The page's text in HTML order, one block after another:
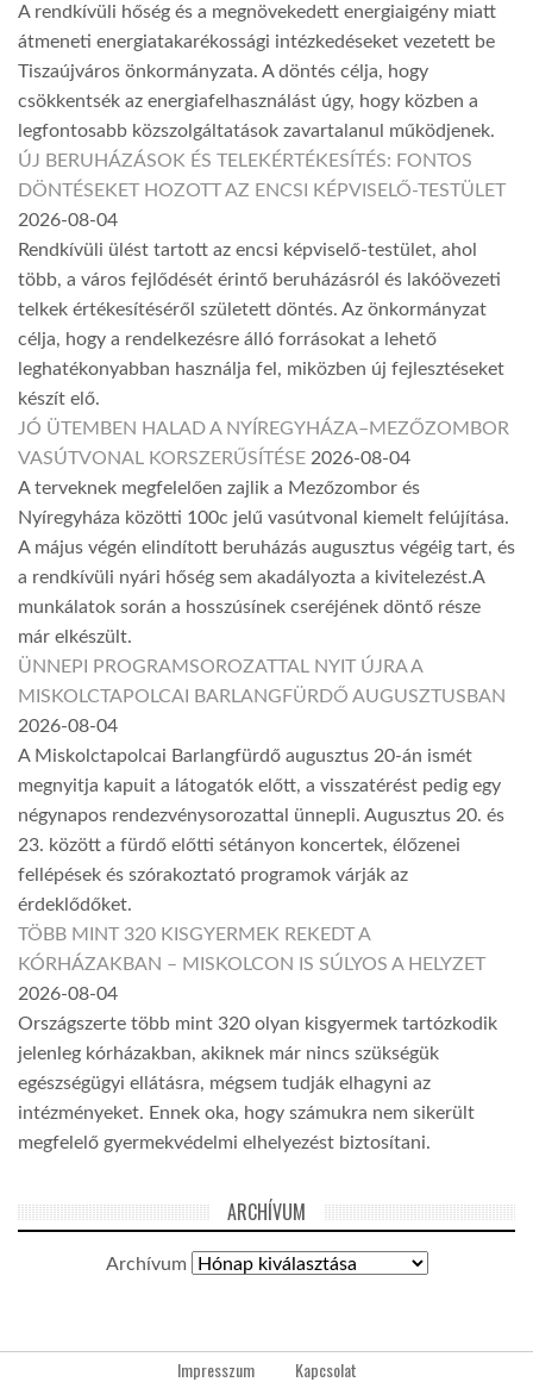
A rendkívüli hőség és a megnövekedett energiaigény miatt
átmeneti energiatakarékossági intézkedéseket vezetett be
Tiszaújváros önkormányzata. A döntés célja, hogy
csökkentsék az energiafelhasználást úgy, hogy közben a
legfontosabb közszolgáltatások zavartalanul működjenek.
ÚJ BERUHÁZÁSOK ÉS TELEKÉRTÉKESÍTÉS: FONTOS
DÖNTÉSEKET HOZOTT AZ ENCSI KÉPVISELŐ-TESTÜLET
2026-08-04
Rendkívüli ülést tartott az encsi képviselő-testület, ahol
több, a város fejlődését érintő beruházásról és lakóövezeti
telkek értékesítéséről született döntés. Az önkormányzat
célja, hogy a rendelkezésre álló forrásokat a lehető
leghatékonyabban használja fel, miközben új fejlesztéseket
készít elő.
JÓ ÜTEMBEN HALAD A NYÍREGYHÁZA–MEZŐZOMBOR
VASÚTVONAL KORSZERŰSÍTÉSE 2026-08-04
A terveknek megfelelően zajlik a Mezőzombor és
Nyíregyháza közötti 100c jelű vasútvonal kiemelt felújítása.
A május végén elindított beruházás augusztus végéig tart, és
a rendkívüli nyári hőség sem akadályozta a kivitelezést.A
munkálatok során a hosszúsínek cseréjének döntő része
már elkészült.
ÜNNEPI PROGRAMSOROZATTAL NYIT ÚJRA A
MISKOLCTAPOLCAI BARLANGFÜRDŐ AUGUSZTUSBAN
2026-08-04
A Miskolctapolcai Barlangfürdő augusztus 20-án ismét
megnyitja kapuit a látogatók előtt, a visszatérést pedig egy
négynapos rendezvénysorozattal ünnepli. Augusztus 20. és
23. között a fürdő előtti sétányon koncertek, élőzenei
fellépések és szórakoztató programok várják az
érdeklődőket.
TÖBB MINT 320 KISGYERMEK REKEDT A
KÓRHÁZAKBAN – MISKOLCON IS SÚLYOS A HELYZET
2026-08-04
Országszerte több mint 320 olyan kisgyermek tartózkodik
jelenleg kórházakban, akiknek már nincs szükségük
egészségügyi ellátásra, mégsem tudják elhagyni az
intézményeket. Ennek oka, hogy számukra nem sikerült
megfelelő gyermekvédelmi elhelyezést biztosítani.
ARCHÍVUM
Archívum
Impresszum Kapcsolat